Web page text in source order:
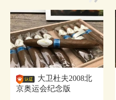
大卫杜夫2008北
京奥运会纪念版